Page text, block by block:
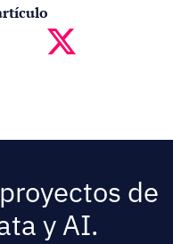
de
y AI.